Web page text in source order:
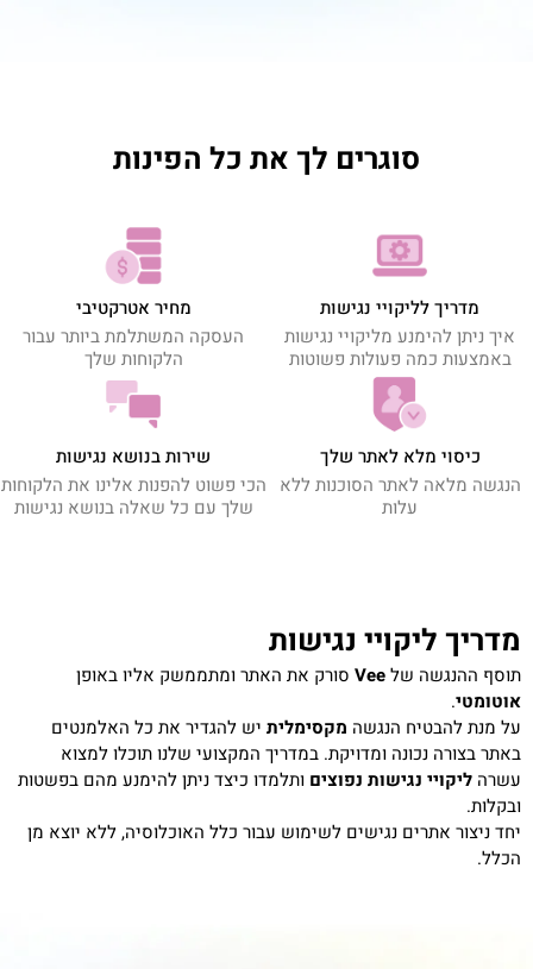
סוגרים לך את כל הפינות
מדריך לליקויי נגישות
איך ניתן להימנע מליקויי נגישות
באמצעות כמה פעולות פשוטות
מחיר אטרקטיבי
העסקה המשתלמת ביותר עבור
הלקוחות שלך
כיסוי מלא לאתר שלך
הנגשה מלאה לאתר הסוכנות ללא
עלות
שירות בנושא נגישות
הכי פשוט להפנות אלינו את הלקוחות
שלך עם כל שאלה בנושא נגישות
מדריך ליקויי נגישות
תוסף ההנגשה שלVee סורק את האתר ומתממשק אליו באופן
אוטומטי.
על מנת להבטיח הנגשה מקסימלית יש להגדיר את כל האלמנטים
באתר בצורה נכונה ומדויקת. במדריך המקצועי שלנו תוכלו למצוא
עשרה ליקויי נגישות נפוצים ותלמדו כיצד ניתן להימנע מהם בפשטות
ובקלות.
יחד ניצור אתרים נגישים לשימוש עבור כלל האוכלוסיה, ללא יוצא מן
הכלל.